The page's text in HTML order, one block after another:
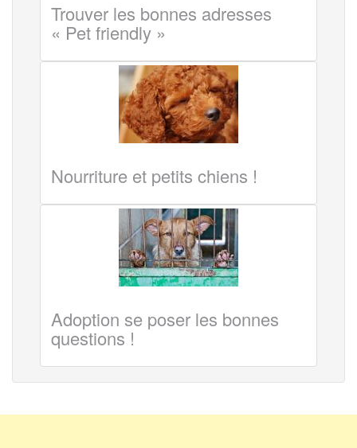
Trouver les bonnes adresses
« Pet friendly »
Nourriture et petits chiens !
Adoption se poser les bonnes
questions !